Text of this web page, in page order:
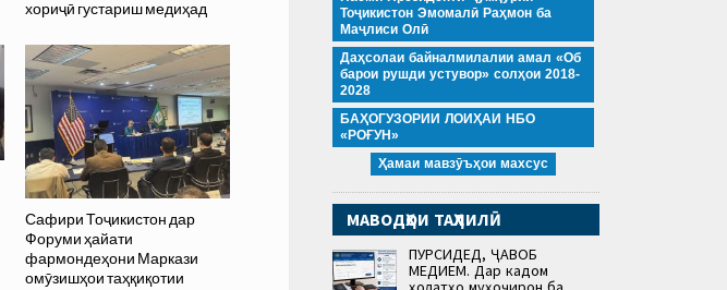
хориҷӣ густариш медиҳад
Сафири Тоҷикистон дар
Форуми ҳайати
фармондеҳони Маркази
омӯзишҳои таҳқиқотии
Тоҷикистон Эмомалӣ Раҳмон ба
Маҷлиси Олӣ
Даҳсолаи байналмилалии амал «Об
барои рушди устувор» солҳои 2018-
2028
БАҲОГУЗОРИИ ЛОИҲАИ НБО
«РОҒУН»
Ҳамаи мавзӯъҳои махсус
МАВОДҲОИ ТАҲЛИЛӢ
ПУРСИДЕД, ҶАВОБ
МЕДИҲЕМ. Дар кадом